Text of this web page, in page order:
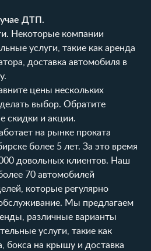
ДТП.
Некоторые компании
услуги, такие как аренда
доставка автомобиля в
цены нескольких
выбор. Обратите
скидки и акции.
на рынке проката
более 5 лет. За это время
довольных клиентов. Наш
70 автомобилей
которые регулярно
Мы предлагаем
различные варианты
услуги, такие как
бокса на крышу и доставка